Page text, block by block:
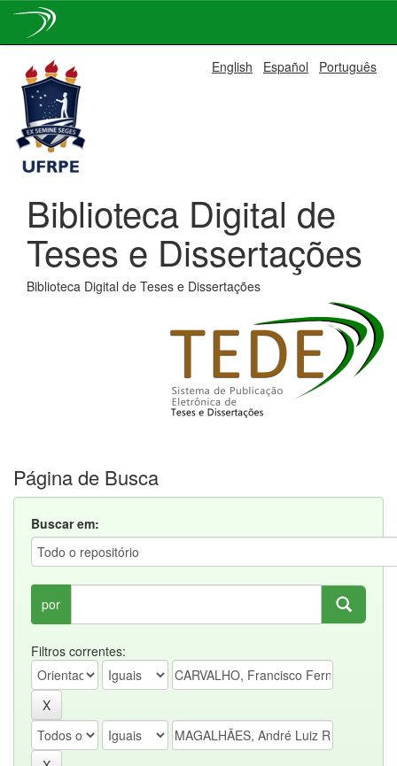
navigation
English Español Português
Biblioteca Digital de
Teses e Dissertações
Biblioteca Digital de Teses e Dissertações
Página de Busca
Buscar em:
por
Filtros correntes: